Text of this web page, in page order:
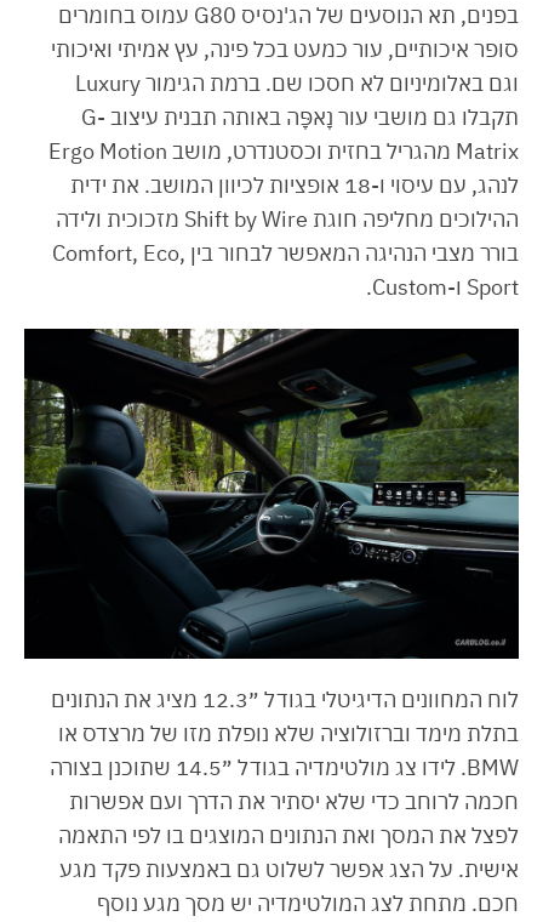
בפנים, תא הנוסעים של הג'נסיס G80 עמוס בחומרים
סופר איכותיים, עור כמעט בכל פינה, עץ אמיתי ואיכותי
וגם באלומיניום לא חסכו שם. ברמת הגימור Luxury
תקבלו גם מושבי עור נָאפָּה באותה תבנית עיצוב G-
Matrix מהגריל בחזית וכסטנדרט, מושב Ergo Motion
לנהג, עם עיסוי ו-18 אופציות לכיוון המושב. את ידית
ההילוכים מחליפה חוגת Shift by Wire מזכוכית ולידה
בורר מצבי הנהיגה המאפשר לבחור בין Comfort, Eco,
Sport ו-Custom.
לוח המחוונים הדיגיטלי בגודל ״12.3 מציג את הנתונים
בתלת מימד וברזולוציה שלא נופלת מזו של מרצדס או
BMW. לידו צג מולטימדיה בגודל ״14.5 שתוכנן בצורה
חכמה לרוחב כדי שלא יסתיר את הדרך ועם אפשרות
לפצל את המסך ואת הנתונים המוצגים בו לפי התאמה
אישית. על הצג אפשר לשלוט גם באמצעות פקד מגע
חכם. מתחת לצג המולטימדיה יש מסך מגע נוסף